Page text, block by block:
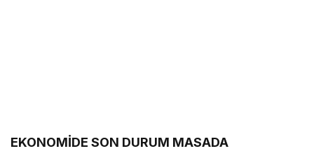
EKONOMİDE SON DURUM MASADA